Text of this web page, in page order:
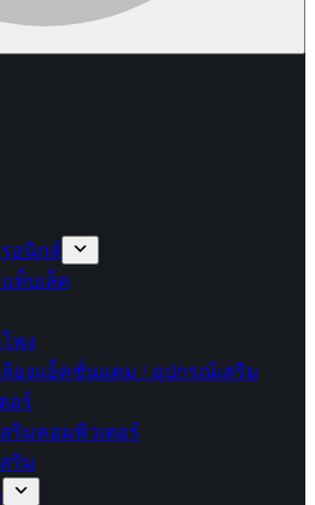
อนิกส์
ท็บเล็ต
พง
ล้องแอ็คชั่นแคม / อุปกรณ์เสริม
อร์
ริมคอมพิวเตอร์
ริม